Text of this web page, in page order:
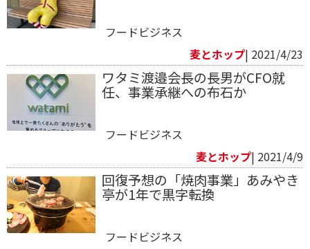
フードビジネス
麦とホップ| 2021/4/23
ワタミ渡邉会長の長男がCFO就
任、事業承継への布石か
フードビジネス
麦とホップ| 2021/4/9
回復予想の「焼肉事業」あみやき
亭が1年で黒字転換
フードビジネス